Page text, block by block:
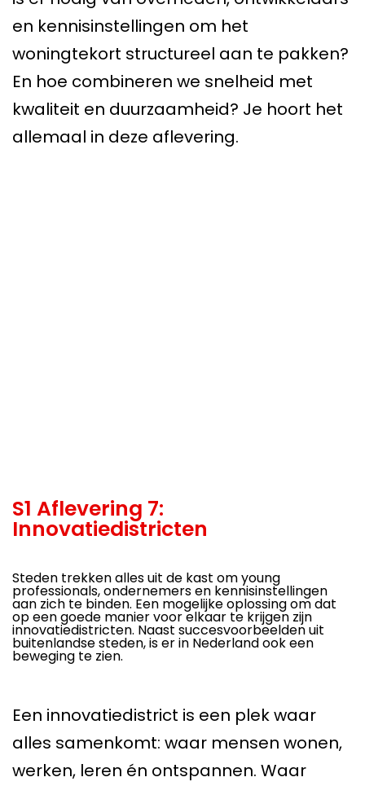
en kennisinstellingen om het
woningtekort structureel aan te pakken?
En hoe combineren we snelheid met
kwaliteit en duurzaamheid? Je hoort het
allemaal in deze aflevering.
S1 Aflevering 7:
Innovatiedistricten
Steden trekken alles uit de kast om young
professionals, ondernemers en kennisinstellingen
aan zich te binden. Een mogelijke oplossing om dat
op een goede manier voor elkaar te krijgen zijn
innovatiedistricten. Naast succesvoorbeelden uit
buitenlandse steden, is er in Nederland ook een
beweging te zien.
Een innovatiedistrict is een plek waar
alles samenkomt: waar mensen wonen,
werken, leren én ontspannen. Waar